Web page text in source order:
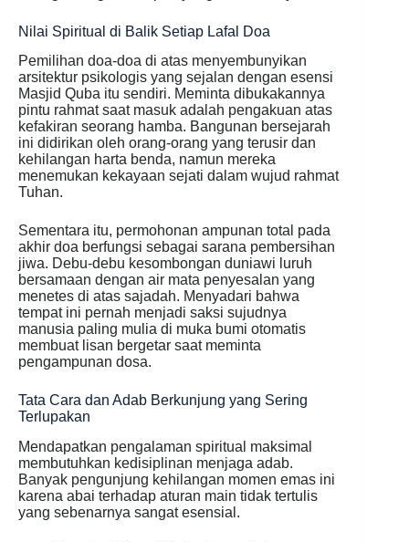
Nilai Spiritual di Balik Setiap Lafal Doa
Pemilihan doa-doa di atas menyembunyikan
arsitektur psikologis yang sejalan dengan esensi
Masjid Quba itu sendiri. Meminta dibukakannya
pintu rahmat saat masuk adalah pengakuan atas
kefakiran seorang hamba. Bangunan bersejarah
ini didirikan oleh orang-orang yang terusir dan
kehilangan harta benda, namun mereka
menemukan kekayaan sejati dalam wujud rahmat
Tuhan.
Sementara itu, permohonan ampunan total pada
akhir doa berfungsi sebagai sarana pembersihan
jiwa. Debu-debu kesombongan duniawi luruh
bersamaan dengan air mata penyesalan yang
menetes di atas sajadah. Menyadari bahwa
tempat ini pernah menjadi saksi sujudnya
manusia paling mulia di muka bumi otomatis
membuat lisan bergetar saat meminta
pengampunan dosa.
Tata Cara dan Adab Berkunjung yang Sering
Terlupakan
Mendapatkan pengalaman spiritual maksimal
membutuhkan kedisiplinan menjaga adab.
Banyak pengunjung kehilangan momen emas ini
karena abai terhadap aturan main tidak tertulis
yang sebenarnya sangat esensial.